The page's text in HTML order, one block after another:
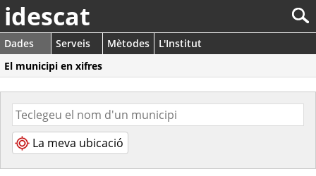
idescat
Dades Serveis Mètodes
L'Institut
El municipi en xifres
La meva ubicació